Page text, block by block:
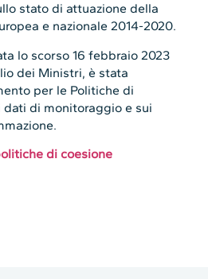
stato di attuazione della
e nazionale 2014-2020.
lo scorso 16 febbraio 2023
dei Ministri, è stata
per le Politiche di
dati di monitoraggio e sui
di coesione